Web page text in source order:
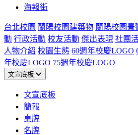
海報街
台北校園 蘭陽校園建築物 蘭陽校園景
動 行政活動 校友活動 傑出表現 社團
人物介紹 校園生態 60週年校慶LOGO
年校慶LOGO 75週年校慶LOGO
文宣底板
文宣底板
簡報
桌牌
名牌